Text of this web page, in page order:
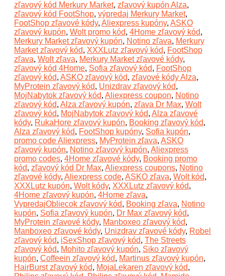
zľavový kód Merkury Market, zľavový kupón Alza,
zľavový kód FootShop, výpredaj Merkury Market,
FootShop zľavové kódy, Aliexpress kupóny, ASKO
zľavový kupón, Wolt promo kód, 4Home zľavový kód,
Merkury Market zľavový kupón, Notino zľava, Merkury
Market zľavový kód, XXXLutz zľavový kód, FootShop
zľava, Wolt zľava, Merkury Market zľavové kódy,
zľavový kód 4Home, Sofia zľavový kód, FootShop
zľavový kód, ASKO zľavový kód, zľavové kódy Alza,
MyProtein zľavový kód, Unizdrav zľavový kód,
MojNabytok zľavový kód, Aliexpress coupon, Notino
zľavový kód, Alza zľavový kupón, zľava Dr Max, Wolt
zľavový kód, MojNabytok zľavový kód, Alza zľavové
kódy, RukaHore zľavový kupón, Booking zľavový kód,
Alza zľavový kód, FootShop kupóny, Sofia kupón,
promo code Aliexpress, MyProtein zľava, ASKO
zľavový kupón, Notino zľavový kupón, Aliexpress
promo codes, 4Home zľavové kódy, Booking promo
kód, zľavový kód Dr Max, Aliexpress coupons, Notino
zľavové kódy, Aliexpress code, ASKO zľava, Wolt kód,
XXXLutz kupón, Wolt kódy, XXXLutz zľavový kód,
4Home zľavový kupón, 4Home zľava,
VypredajObliecok zľavový kód, Booking zľava, Notino
kupón, Sofia zľavový kupón, Dr Max zľavový kód,
MyProtein zľavové kódy, Manboxeo zľavový kód,
Manboxeo zľavové kódy, Unizdrav zľavové kódy, Robel
zľavový kód, iSexShop zľavový kód, The Streets
zľavový kód, Mohito zľavový kupón, Siko zľavový
kupón, Coffeein zľavový kód, Martinus zľavový kupón,
HairBurst zľavový kód, MojaLekaren zľavový kód,